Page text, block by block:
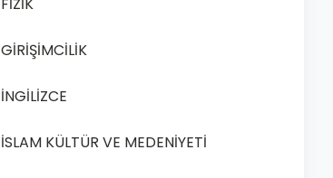
GİRİŞİMCİLİK
İNGİLİZCE
İSLAM KÜLTÜR VE MEDENİYETİ